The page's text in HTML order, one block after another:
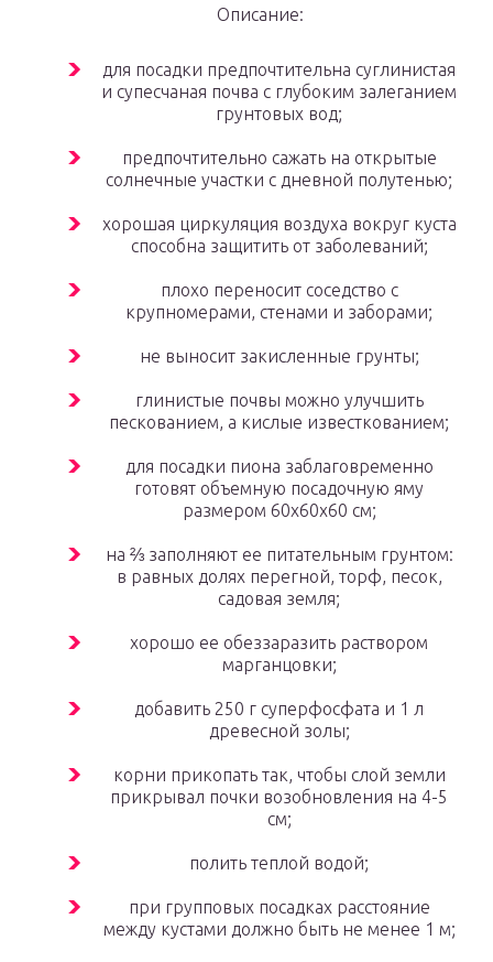
Описание:
для посадки предпочтительна суглинистая
и супесчаная почва с глубоким залеганием
грунтовых вод;
предпочтительно сажать на открытые
солнечные участки с дневной полутенью;
хорошая циркуляция воздуха вокруг куста
способна защитить от заболеваний;
плохо переносит соседство с
крупномерами, стенами и заборами;
не выносит закисленные грунты;
глинистые почвы можно улучшить
пескованием, а кислые известкованием;
для посадки пиона заблаговременно
готовят объемную посадочную яму
размером 60х60х60 см;
на ⅔ заполняют ее питательным грунтом:
в равных долях перегной, торф, песок,
садовая земля;
хорошо ее обеззаразить раствором
марганцовки;
добавить 250 г суперфосфата и 1 л
древесной золы;
корни прикопать так, чтобы слой земли
прикрывал почки возобновления на 4-5
см;
полить теплой водой;
при групповых посадках расстояние
между кустами должно быть не менее 1 м;